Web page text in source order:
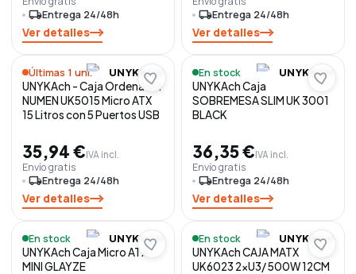
local_shippingEntrega 24/48h
Ver detalles
local_shippingEntrega 24/48h
Ver detalles
Últimas 1 uni. UNYKACH
UNYKAch - Caja Ordenador
NUMEN UK5015 Micro ATX
15 Litros con 5 Puertos USB
35,94 €IVA incl.
Envío gratis
local_shippingEntrega 24/48h
Ver detalles
En stock UNYKACH
UNYKAch Caja
SOBREMESA SLIM UK 3001
BLACK
36,35 €IVA incl.
Envío gratis
local_shippingEntrega 24/48h
Ver detalles
En stock UNYKACH
UNYKAch Caja Micro ATX
MINI GLAYZE
En stock UNYKACH
UNYKAch CAJA MATX
UK6023 2xU3/ 500W 12CM